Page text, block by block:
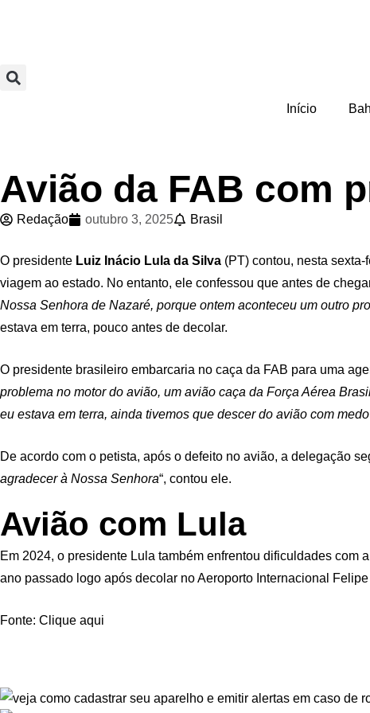
Início
Avião da FAB com
Redação outubro 3, 2025 Brasil
O presidente Luiz Inácio Lula da Silva (PT) contou, nesta
viagem ao estado. No entanto, ele confessou que antes de
Nossa Senhora de Nazaré, porque ontem aconteceu um outro
estava em terra, pouco antes de decolar.
O presidente brasileiro embarcaria no caça da FAB para uma
problema no motor do avião, um avião caça da Força Aérea
eu estava em terra, ainda tivemos que descer do avião com
De acordo com o petista, após o defeito no avião, a delegação
agradecer à Nossa Senhora“, contou ele.
Avião com Lula
Em 2024, o presidente Lula também enfrentou dificuldades
ano passado logo após decolar no Aeroporto Internacional
Fonte: Clique aqui